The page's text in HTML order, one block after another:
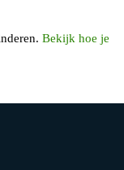
Bekijk hoe je